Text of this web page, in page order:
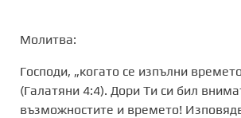
Молитва:
Господи, „когато се изпълни
(Галатяни 4:4). Дори Ти си бил
възможностите и времето!